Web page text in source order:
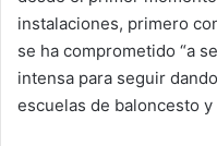
instalaciones, primero
se ha comprometido “a
intensa para seguir
escuelas de baloncesto